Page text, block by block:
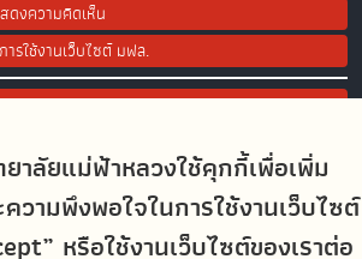
าลัยแม่ฟ้าหลวงใช้คุกกี้เพื่อเพิ่ม
ามพึงพอใจในการใช้งานเว็บไซต์
หรือใช้งานเว็บไซต์ของเราต่อ
ดงความคิดเห็น
รใช้งานเว็บไซต์ มฟล.
Social Media